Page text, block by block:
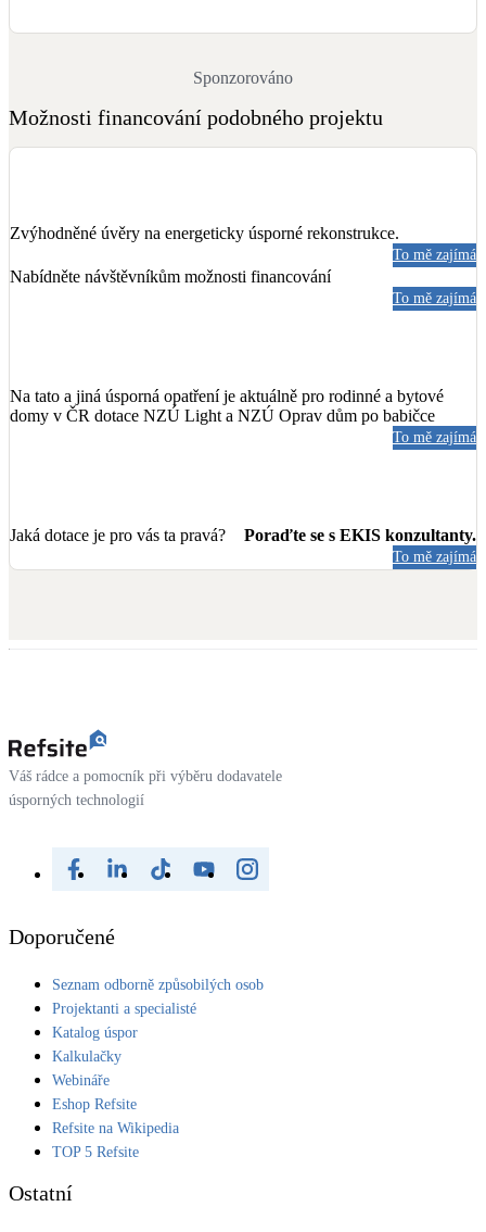
Možnosti financování podobného projektu
Sponzorováno
Zvýhodněné úvěry na energeticky úsporné rekonstrukce.
To mě zajímá
Nabídněte návštěvníkům možnosti financování
To mě zajímá
Na tato a jiná úsporná opatření je aktuálně pro rodinné a bytové
domy v ČR dotace NZÚ Light a NZÚ Oprav dům po babičce
To mě zajímá
Jaká dotace je pro vás ta pravá? Poraďte se s EKIS konzultanty.
To mě zajímá
Váš rádce a pomocník při výběru dodavatele
úsporných technologií
Doporučené
Seznam odborně způsobilých osob
Projektanti a specialisté
Katalog úspor
Kalkulačky
Webináře
Eshop Refsite
Refsite na Wikipedia
TOP 5 Refsite
Ostatní